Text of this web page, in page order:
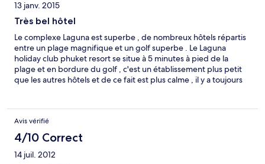
13 janv. 2015
Très bel hôtel
Le complexe Laguna est superbe , de nombreux hôtels répartis
entre un plage magnifique et un golf superbe . Le Laguna
holiday club phuket resort se situe à 5 minutes à pied de la
plage et en bordure du golf , c'est un établissement plus petit
que les autres hôtels et de ce fait est plus calme , il y a toujours
service . Pour se déplacer au sein du complexe un service de
véhicule ( gratuit ) est mis en place , le cadre général est
splendide , avec de nombreux lacs et une végétation tropicale
superbe .
Avis vérifié
4/10 Correct
14 juil. 2012